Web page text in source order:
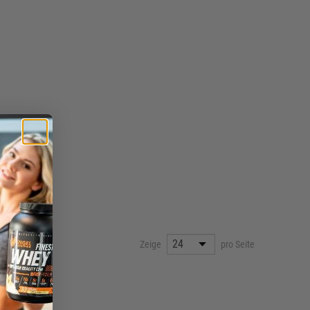
Zeige pro Seite